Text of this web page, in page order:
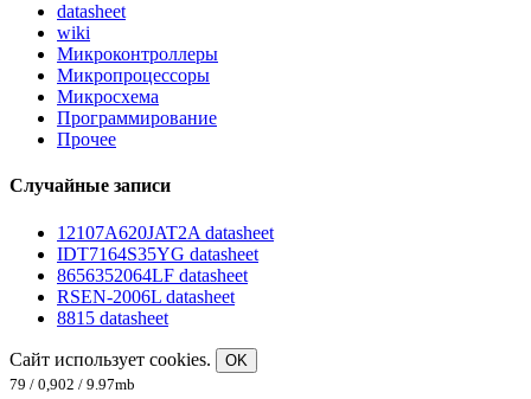
datasheet
wiki
Микроконтроллеры
Микропроцессоры
Микросхема
Программирование
Прочее
Случайные записи
12107A620JAT2A datasheet
IDT7164S35YG datasheet
8656352064LF datasheet
RSEN-2006L datasheet
8815 datasheet
Сайт использует cookies.
OK
79 / 0,902 / 9.97mb